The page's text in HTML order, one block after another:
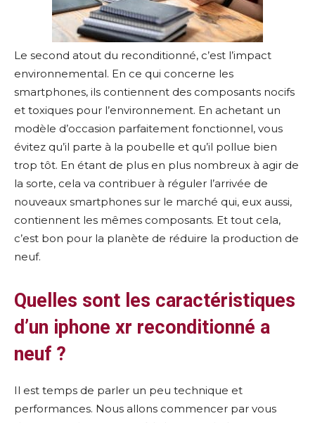
Le second atout du reconditionné, c’est l’impact
environnemental. En ce qui concerne les
smartphones, ils contiennent des composants nocifs
et toxiques pour l’environnement. En achetant un
modèle d’occasion parfaitement fonctionnel, vous
évitez qu’il parte à la poubelle et qu’il pollue bien
trop tôt. En étant de plus en plus nombreux à agir de
la sorte, cela va contribuer à réguler l’arrivée de
nouveaux smartphones sur le marché qui, eux aussi,
contiennent les mêmes composants. Et tout cela,
c’est bon pour la planète de réduire la production de
neuf.
Quelles sont les caractéristiques
d’un iphone xr reconditionné a
neuf ?
Il est temps de parler un peu technique et
performances. Nous allons commencer par vous